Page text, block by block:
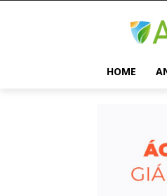
HOME